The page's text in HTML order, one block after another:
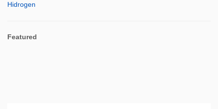
Hidrogen
Featured